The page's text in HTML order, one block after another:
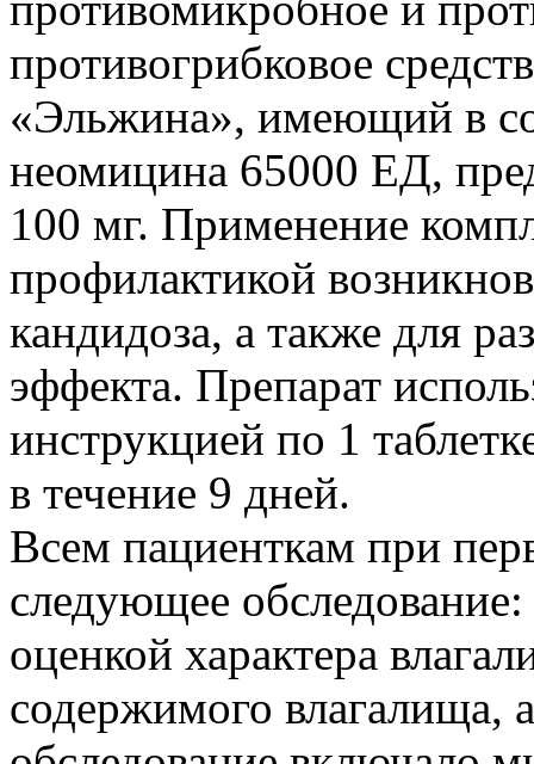
противогрибковое
«Эльжина», имеющий в
неомицина 65000 ЕД,
100 мг. Применение
профилактикой
кандидоза, а также для
эффекта. Препарат
инструкцией по 1
в течение 9 дней.
Всем пациенткам при
следующее
оценкой характера
содержимого влагалища,